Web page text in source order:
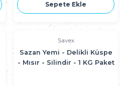
Sepete Ekle
Savex
Sazan Yemi - Delikli Küspe
- Mısır - Silindir - 1 KG Paket